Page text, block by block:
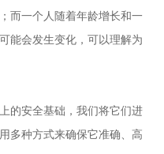
而一个人随着年龄增长和一
能会发生变化，可以理解为
的安全基础，我们将它们进
多种方式来确保它准确、高